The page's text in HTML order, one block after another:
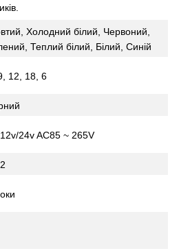
Холодний білий, Червоний,
Теплий білий, Білий, Синій
12, 18, 6
24v AC85 ~ 265V